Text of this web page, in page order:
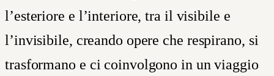
l’esteriore e l’interiore, tra il visibile e
l’invisibile, creando opere che respirano, si
trasformano e ci coinvolgono in un viaggio